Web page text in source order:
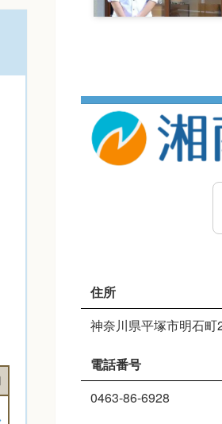
住所
神奈川県平塚市明石
電話番号
0463-86-6928